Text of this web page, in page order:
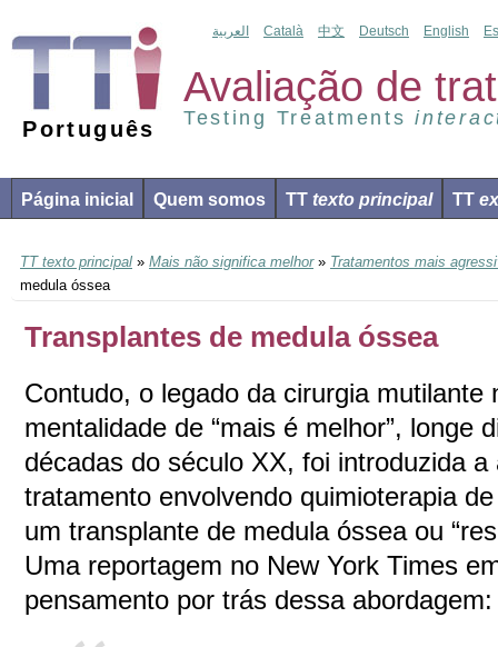
Português
Avaliação de
Testing Treatments
العربية Català 中文 Deutsch English
Página inicial Quem somos TT texto principal TT
TT texto principal » Mais não significa melhor» Tratamentos mais
medula óssea
Transplantes de medula óssea
Contudo, o legado da cirurgia mutilante
mentalidade de “mais é melhor”, longe
décadas do século XX, foi introduzida
tratamento envolvendo quimioterapia
um transplante de medula óssea ou
Uma reportagem no New York Times
pensamento por trás dessa abordagem: